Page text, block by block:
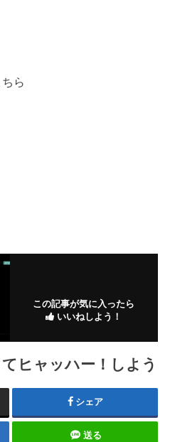
ら
この記事が気に入ったら
いいねしよう！
ヒャッハー！しよう
シェア
送る